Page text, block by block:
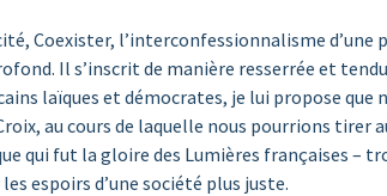
Coexister, l’interconfessionnalisme
Il s’inscrit de manière resserrée et
laïques et démocrates, je lui propose que
au cours de laquelle nous pourrions tirer
qui fut la gloire des Lumières françaises –
espoirs d’une société plus juste.